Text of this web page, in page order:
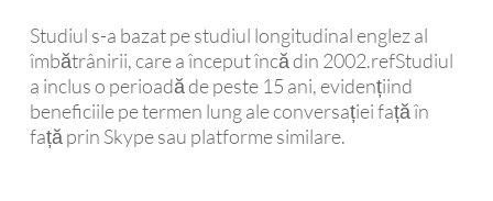
Studiul s-a bazat pe studiul longitudinal englez al
îmbătrânirii, care a început încă din 2002.refStudiul
a inclus o perioadă de peste 15 ani, evidențiind
beneficiile pe termen lung ale conversației față în
față prin Skype sau platforme similare.